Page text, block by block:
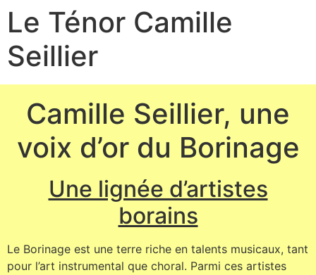
Le Ténor Camille
Seillier
Camille Seillier, une
voix d’or du Borinage
Une lignée d’artistes
borains
Le Borinage est une terre riche en talents musicaux, tant
pour l’art instrumental que choral. Parmi ces artistes